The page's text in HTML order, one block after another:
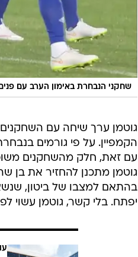
שחקני הנבחרת באימון הערב עם
גוטמן ערך שיחה עם
הקמפיין. על פי גורמים
עם זאת, חלק מהשחקנים
גוטמן מתכנן להחזיר את בן
בהתאם למצבו של ביטון,
יפתח. בלי קשר, גוטמן עשוי